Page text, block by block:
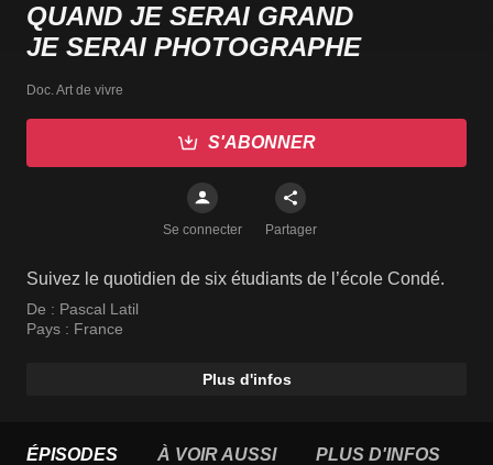
QUAND JE SERAI GRAND
JE SERAI PHOTOGRAPHE
Doc. Art de vivre
S'ABONNER
Se connecter Partager
Suivez le quotidien de six étudiants de l’école Condé.
De : Pascal Latil
Pays : France
Plus d'infos
ÉPISODES À VOIR AUSSI PLUS D'INFOS